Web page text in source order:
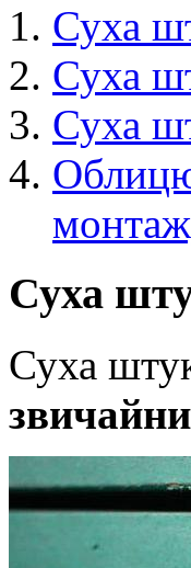
Суха
Суха
Суха
Суха
Суха